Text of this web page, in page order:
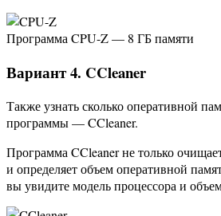
Программа CPU-Z — 8 ГБ памяти
Вариант 4. CCleaner
Также узнать сколько оперативной
программы — CCleaner.
Программа CCleaner не только
и определяет объем оперативной
вы увидите модель процессора и